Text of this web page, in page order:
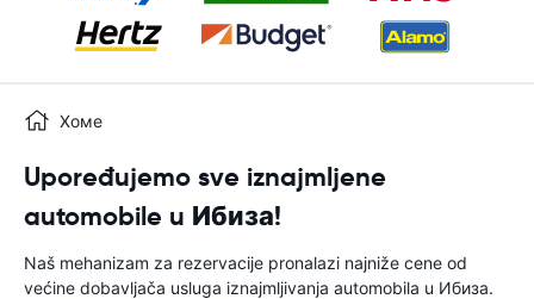
Хоме
Upoređujemo sve iznajmljene
automobile u Ибиза!
Naš mehanizam za rezervacije pronalazi najniže cene od
većine dobavljača usluga iznajmljivanja automobila u Ибиза.